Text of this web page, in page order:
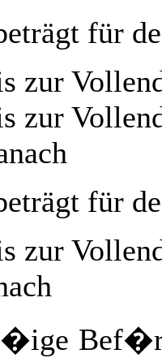
für
zur
zur
für
zur